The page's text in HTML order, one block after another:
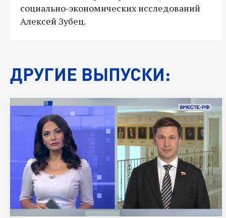
социально-экономических исследований
Алексей Зубец.
ДРУГИЕ ВЫПУСКИ: